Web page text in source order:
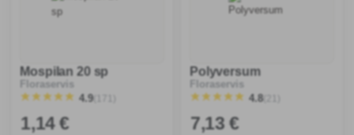
Mospilan 20 sp
Floraservis
4.9(171)
1,14 €
Polyversum
Floraservis
4.8(21)
7,13 €